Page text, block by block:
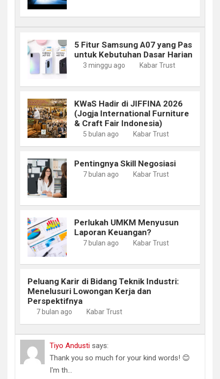
5 Fitur Samsung A07 yang Pas
untuk Kebutuhan Dasar Harian
3 minggu ago Kabar Trust
KWaS Hadir di JIFFINA 2026
(Jogja International Furniture
& Craft Fair Indonesia)
5 bulan ago Kabar Trust
Pentingnya Skill Negosiasi
7 bulan ago Kabar Trust
Perlukah UMKM Menyusun
Laporan Keuangan?
7 bulan ago Kabar Trust
Peluang Karir di Bidang Teknik Industri:
Menelusuri Lowongan Kerja dan
Perspektifnya
7 bulan ago Kabar Trust
Tiyo Andusti says:
Thank you so much for your kind words! 😊
I'm th...